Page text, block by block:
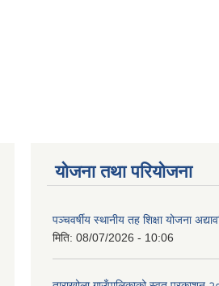
योजना तथा परियोजना
पञ्चवर्षीय स्थानीय तह शिक्षा योजना
मिति: 08/07/2026 - 10:06